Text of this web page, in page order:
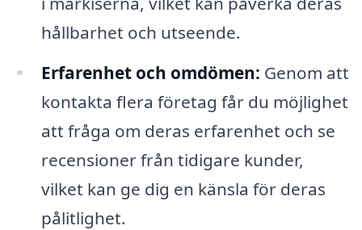
hållbarhet och utseende.
Erfarenhet och omdömen: Genom att
kontakta flera företag får du möjlighet
att fråga om deras erfarenhet och se
recensioner från tidigare kunder,
vilket kan ge dig en känsla för deras
pålitlighet.